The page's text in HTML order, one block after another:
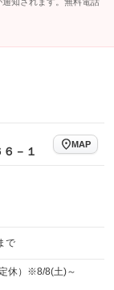
－１
MAP
で
休）※8/8(土)～